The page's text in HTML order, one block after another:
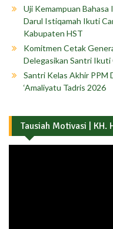
Uji Kemampuan
Darul Istiqamah Ikuti
Kabupaten HST
Komitmen Cetak
Delegasikan Santri
Santri Kelas Akhir PPM
‘Amaliyatu Tadris 2026
Tausiah Motivasi | KH.